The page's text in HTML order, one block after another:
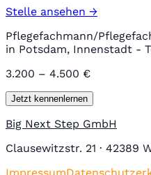
Stelle ansehen →
Pflegefachmann/
in Potsdam, Innenstadt -
3.200 – 4.500 €
Jetzt kennenlernen
Big Next Step GmbH
Clausewitzstr. 21 · 42389